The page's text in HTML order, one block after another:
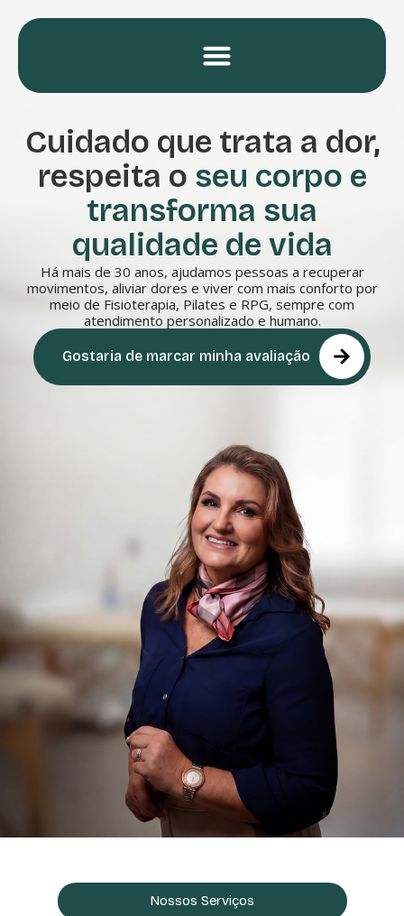
Cuidado que trata a dor,
respeita o seu corpo e
transforma sua
qualidade de vida
Há mais de 30 anos, ajudamos pessoas a recuperar
movimentos, aliviar dores e viver com mais conforto por
meio de Fisioterapia, Pilates e RPG, sempre com
atendimento personalizado e humano.
Gostaria de marcar minha avaliação
Nossos Serviços